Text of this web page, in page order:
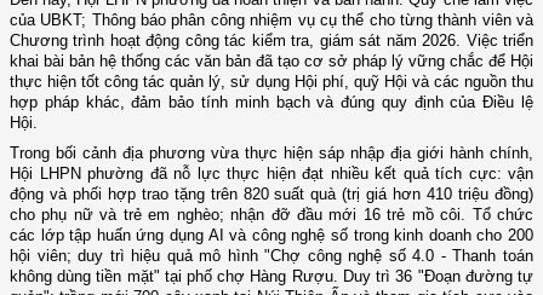
của UBKT; Thông báo phân công nhiệm vụ cụ thể cho từng thành viên và
Chương trình hoạt động công tác kiểm tra, giám sát năm 2026. Việc triển
khai bài bản hệ thống các văn bản đã tạo cơ sở pháp lý vững chắc để Hội
thực hiện tốt công tác quản lý, sử dụng Hội phí, quỹ Hội và các nguồn thu
hợp pháp khác, đảm bảo tính minh bạch và đúng quy định của Điều lệ
Hội.
Trong bối cảnh địa phương vừa thực hiện sáp nhập địa giới hành chính,
Hội LHPN phường đã nỗ lực thực hiện đạt nhiều kết quả tích cực: vận
động và phối hợp trao tặng trên 820 suất quà (trị giá hơn 410 triệu đồng)
cho phụ nữ và trẻ em nghèo; nhận đỡ đầu mới 16 trẻ mồ côi. Tổ chức
các lớp tập huấn ứng dụng AI và công nghệ số trong kinh doanh cho 200
hội viên; duy trì hiệu quả mô hình "Chợ công nghệ số 4.0 - Thanh toán
không dùng tiền mặt" tại phố chợ Hàng Rượu. Duy trì 36 "Đoạn đường tự